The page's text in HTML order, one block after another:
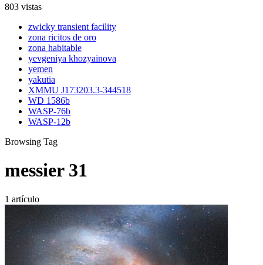
803 vistas
zwicky transient facility
zona ricitos de oro
zona habitable
yevgeniya khozyainova
yemen
yakutia
XMMU J173203.3-344518
WD 1586b
WASP-76b
WASP-12b
Browsing Tag
messier 31
1 artículo